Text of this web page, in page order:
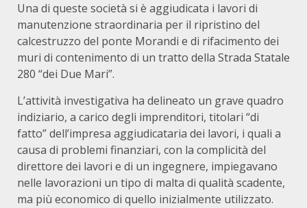
Una di queste società si è aggiudicata i lavori di
manutenzione straordinaria per il ripristino del
calcestruzzo del ponte Morandi e di rifacimento dei
muri di contenimento di un tratto della Strada Statale
280 “dei Due Mari”.
L’attività investigativa ha delineato un grave quadro
indiziario, a carico degli imprenditori, titolari “di
fatto” dell’impresa aggiudicataria dei lavori, i quali a
causa di problemi finanziari, con la complicità del
direttore dei lavori e di un ingegnere, impiegavano
nelle lavorazioni un tipo di malta di qualità scadente,
ma più economico di quello inizialmente utilizzato.